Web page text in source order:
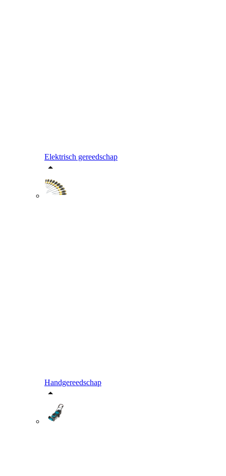
Elektrisch gereedschap
Handgereedschap